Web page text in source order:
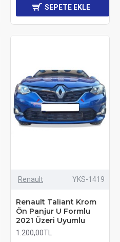
SEPETE EKLE
Renault YKS-1419
Renault Taliant Krom
Ön Panjur U Formlu
2021 Üzeri Uyumlu
1.200,00TL